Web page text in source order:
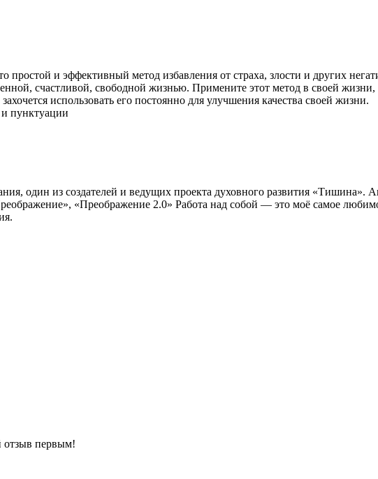
и эффективный метод избавления от страха, злости и других
счастливой, свободной жизнью. Примените этот метод в своей
использовать его постоянно для улучшения качества своей жизни.
пунктуации
один из создателей и ведущих проекта духовного развития
«Преображение 2.0» Работа над собой — это моё самое
отзыв первым!